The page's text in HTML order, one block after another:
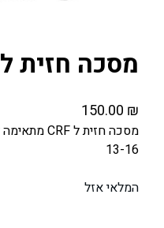
מסכה חזית ל CRF
150.00 ₪
13-16
המלאי אזל